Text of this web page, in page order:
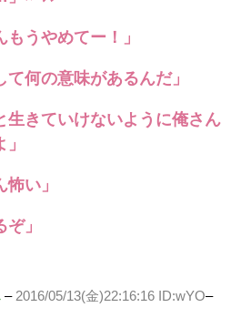
うやめてー！」
何の意味があるんだ」
生きていけないように俺さん
い」
」
–2016/05/13(金)22:16:16 ID:wYO–